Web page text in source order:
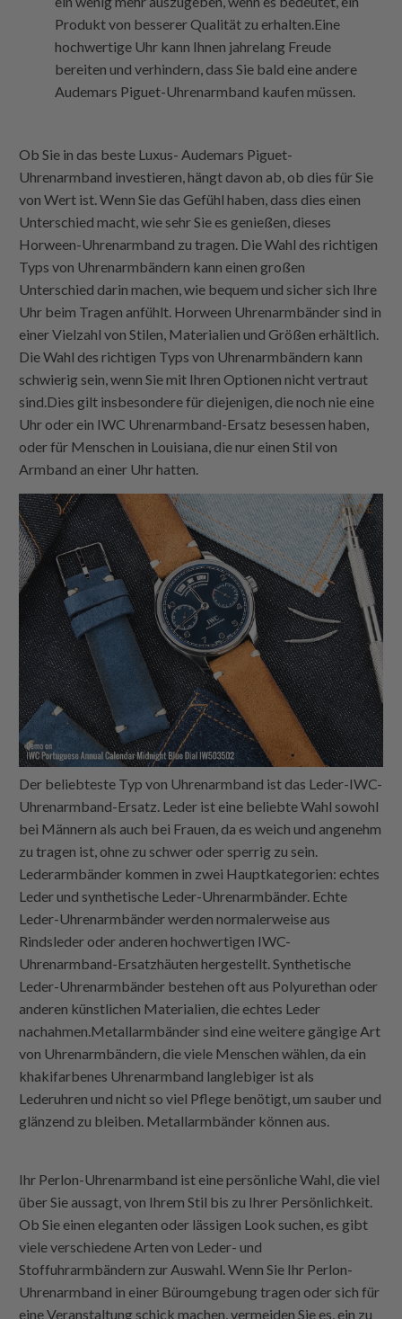
Produkt von besserer Qualität zu erhalten.Eine
hochwertige Uhr kann Ihnen jahrelang Freude
bereiten und verhindern, dass Sie bald eine andere
Audemars Piguet-Uhrenarmband kaufen müssen.
Ob Sie in das beste Luxus-Audemars Piguet-
Uhrenarmband investieren, hängt davon ab, ob dies für Sie
von Wert ist. Wenn Sie das Gefühl haben, dass dies einen
Unterschied macht, wie sehr Sie es genießen, dieses
Horween-Uhrenarmband zu tragen. Die Wahl des richtigen
Typs von Uhrenarmbändern kann einen großen
Unterschied darin machen, wie bequem und sicher sich Ihre
Uhr beim Tragen anfühlt. Horween Uhrenarmbänder sind in
einer Vielzahl von Stilen, Materialien und Größen erhältlich.
Die Wahl des richtigen Typs von Uhrenarmbändern kann
schwierig sein, wenn Sie mit Ihren Optionen nicht vertraut
sind.Dies gilt insbesondere für diejenigen, die noch nie eine
Uhr oder ein IWC Uhrenarmband-Ersatz besessen haben,
oder für Menschen in Louisiana, die nur einen Stil von
Armband an einer Uhr hatten.
Der beliebteste Typ von Uhrenarmband ist das Leder-IWC-
Uhrenarmband-Ersatz. Leder ist eine beliebte Wahl sowohl
bei Männern als auch bei Frauen, da es weich und angenehm
zu tragen ist, ohne zu schwer oder sperrig zu sein.
Lederarmbänder kommen in zwei Hauptkategorien: echtes
Leder und synthetische Leder-Uhrenarmbänder. Echte
Leder-Uhrenarmbänder werden normalerweise aus
Rindsleder oder anderen hochwertigen IWC-
Uhrenarmband-Ersatzhäuten hergestellt. Synthetische
Leder-Uhrenarmbänder bestehen oft aus Polyurethan oder
anderen künstlichen Materialien, die echtes Leder
nachahmen.Metallarmbänder sind eine weitere gängige Art
von Uhrenarmbändern, die viele Menschen wählen, da ein
khakifarbenes Uhrenarmband langlebiger ist als
Lederuhren und nicht so viel Pflege benötigt, um sauber und
glänzend zu bleiben. Metallarmbänder können aus.
Ihr Perlon-Uhrenarmband ist eine persönliche Wahl, die viel
über Sie aussagt, von Ihrem Stil bis zu Ihrer Persönlichkeit.
Ob Sie einen eleganten oder lässigen Look suchen, es gibt
viele verschiedene Arten von Leder- und
Stoffuhrarmbändern zur Auswahl. Wenn Sie Ihr Perlon-
Uhrenarmband in einer Büroumgebung tragen oder sich für
eine Veranstaltung schick machen, vermeiden Sie es, ein zu